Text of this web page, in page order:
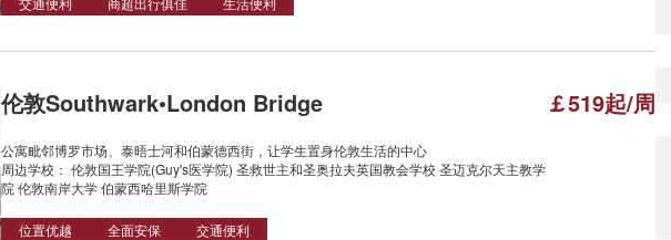
伦敦Southwark•London Bridge
公寓毗邻博罗市场、泰晤士河和伯蒙德西街，让学生置身伦敦生活的中心
周边学校： 伦敦国王学院(Guy's医学院) 圣救世主和圣奥拉夫英国教会学校 圣迈克尔天主教学
院 伦敦南岸大学 伯蒙西哈里斯学院
位置优越 全面安保 交通便利
￡519起/周